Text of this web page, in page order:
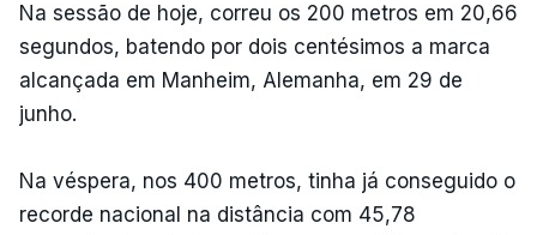
Na sessão de hoje, correu os 200 metros em 20,66
segundos, batendo por dois centésimos a marca
alcançada em Manheim, Alemanha, em 29 de
junho.
Na véspera, nos 400 metros, tinha já conseguido o
recorde nacional na distância com 45,78